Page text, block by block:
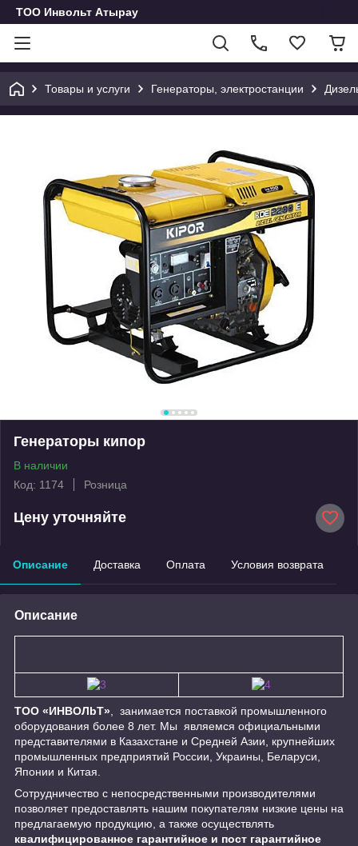
ТОО Инвольт Атырау
Товары и услуги Генераторы, электростанции
Генераторы кипор
В наличии
Код: 1174
Розница
Цену уточняйте
Описание Доставка Оплата Условия возврата
Описание
ТОО «ИНBOЛbT» , занимается поставкой промышленного
оборудования более 8 лет. Мы являемся официальными
представителями в Казахстане и Средней Азии, крупнейших
промышленных предприятий России, Украины, Беларуси,
Японии и Китая.
Сотрудничество с непосредственными производителями
позволяет предоставлять нашим покупателям низкие цены на
предлагаемую продукцию, а также осуществлять
квалифицированное гарантийное и пост гарантийное